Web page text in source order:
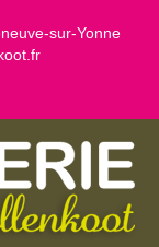
sur-Yonne